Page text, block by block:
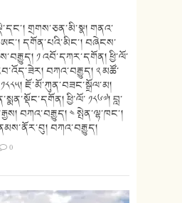
གྲགས་ཅན་མི་སྣ། གནའ་
དགོན་པའི་མིང་། བཞེངས་
༡ འབོ་དཀར་དགོན། ཕྱི་ལོ་
བཀའ་བརྒྱུད། ༢ མཚོ་
ཇོ་མོ་ཀུན་བཟང་སྒྲོལ་མ།
ཕྱི་ལོ་ ༡༨༦༧། བླ་
བཀའ་བརྒྱུད། ༤ སྤེན་ལྷ་ཁང་།
བཀའ་བརྒྱུད།
0